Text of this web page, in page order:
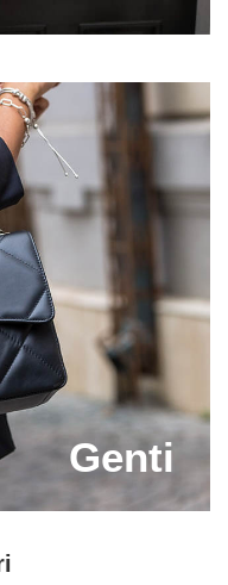
dama, fara sa se
ce va trebui sa faci
pielea
pentru a-si mentine
din piele 100%
mai noi modele de
oriunde vei
cu noile trenduri in
ca pe site-ul
in fiecare
in moda.
corecte si accesibile,
de ofertele
Genti